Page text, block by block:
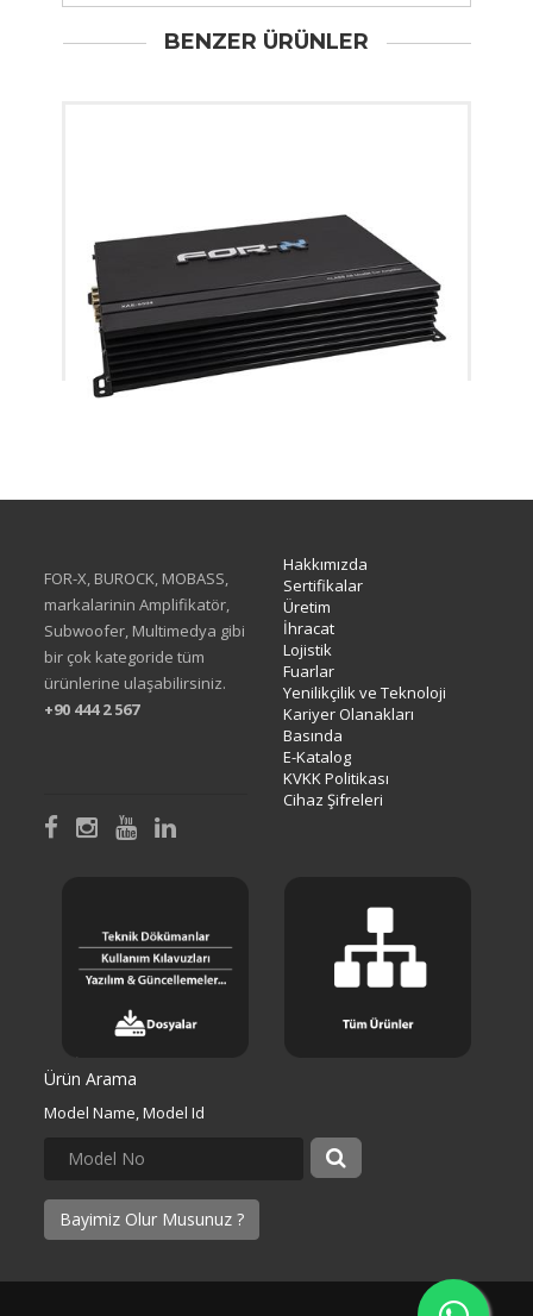
BENZER ÜRÜNLER
FOR-X, BUROCK, MOBASS,
markalarinin Amplifikatör,
Subwoofer, Multimedya gibi
bir çok kategoride tüm
ürünlerine ulaşabilirsiniz.
+90 444 2 567
Hakkımızda
Sertifikalar
Üretim
İhracat
Lojistik
Fuarlar
Yenilikçilik ve Teknoloji
Kariyer Olanakları
Basında
E-Katalog
KVKK Politikası
Cihaz Şifreleri
Ürün Arama
Model Name, Model Id
Bayimiz Olur Musunuz ?